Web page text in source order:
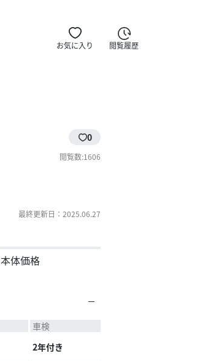
お気に入り 閲覧履歴
0
閲覧数:1606
最終更新日：2025.06.27
本体価格
－
車検
2年付き